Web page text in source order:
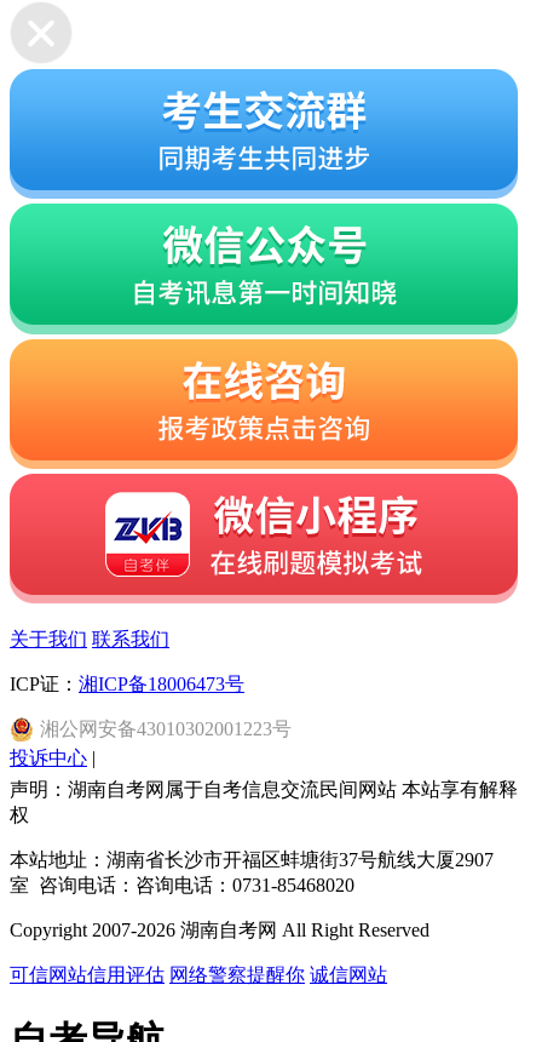
关于我们 联系我们
ICP证： 湘ICP备18006473号
湘公网安备43010302001223号
投诉中心 |
声明：湖南自考网属于自考信息交流民间网站 本站享有解释
权
本站地址：湖南省长沙市开福区蚌塘街37号航线大厦2907
室 咨询电话：咨询电话：0731-85468020
Copyright 2007-2026 湖南自考网 All Right Reserved
可信网站信用评估 网络警察提醒你 诚信网站